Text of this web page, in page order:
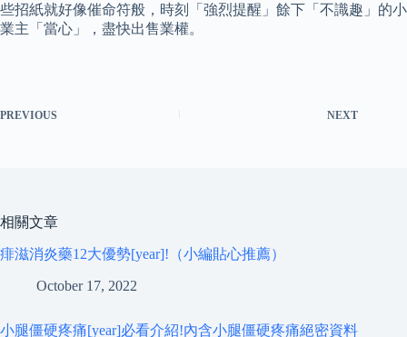
些招紙就好像催命符般，時刻「強烈提醒」餘下「不識趣」的小
業主「當心」，盡快出售業權。
PREVIOUS NEXT
相關文章
痱滋消炎藥12大優勢[year]!（小編貼心推薦）
October 17, 2022
小腿僵硬疼痛[year]必看介紹!內含小腿僵硬疼痛絕密資料